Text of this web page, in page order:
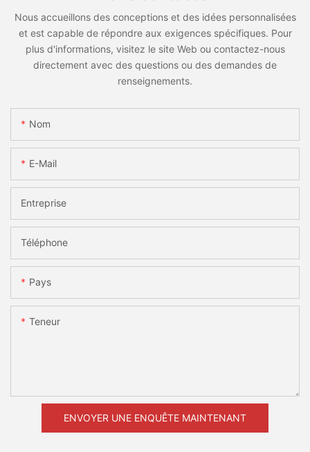
Nous accueillons des conceptions et des idées personnalisées
et est capable de répondre aux exigences spécifiques. Pour
plus d'informations, visitez le site Web ou contactez-nous
directement avec des questions ou des demandes de
renseignements.
Nom
E-Mail
Entreprise
Téléphone
Pays
Teneur
ENVOYER UNE ENQUÊTE MAINTENANT